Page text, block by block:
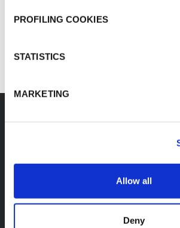
PROFILING COOKIES
STATISTICS
MARKETING
Allow all
Deny
Accessori